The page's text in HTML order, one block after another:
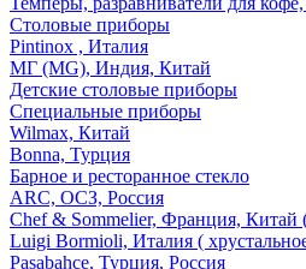
Столовые приборы
Pintinox , Италия
МГ (MG), Индия, Китай
Детские столовые приборы
Специальные приборы
Wilmax, Китай
Bonna, Турция
Барное и ресторанное стекло
ARC, ОСЗ, Россия
Chef & Sommelier, Франция, Китай
Luigi Bormioli, Италия (
Pasabahce, Турция, Россия